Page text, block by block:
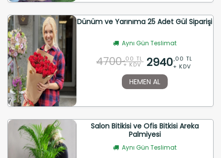
Dünüm ve Yarınıma 25 Adet Gül Siparişi
Aynı Gün Teslimat
4700 ,00 TL
+ KDV 2940,00 TL
+ KDV
HEMEN AL
Salon Bitikisi ve Ofis Bitkisi Areka
Palmiyesi
Aynı Gün Teslimat